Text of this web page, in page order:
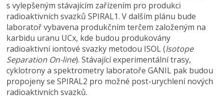
s vylepšeným stávajícím zařízením pro produkci
radioaktivních svazků SPIRAL1. V dalším plánu bude
laboratoř vybavena produkčním terčem založeným na
karbidu uranu UCx, kde budou produkovány
radioaktivní iontové svazky metodou ISOL (Isotope
Separation On-line). Stávající experimentální trasy,
cyklotrony a spektrometry laboratoře GANIL pak budou
propojeny se SPIRAL2 pro možné post-urychlení nových
radioaktivních svazků.